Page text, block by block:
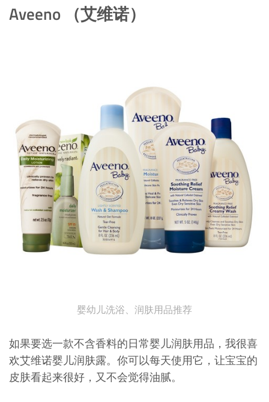
Aveeno （艾维诺）
婴幼儿洗浴、润肤用品推荐
如果要选一款不含香料的日常婴儿润肤用品，我很喜
欢艾维诺婴儿润肤露。你可以每天使用它，让宝宝的
皮肤看起来很好，又不会觉得油腻。